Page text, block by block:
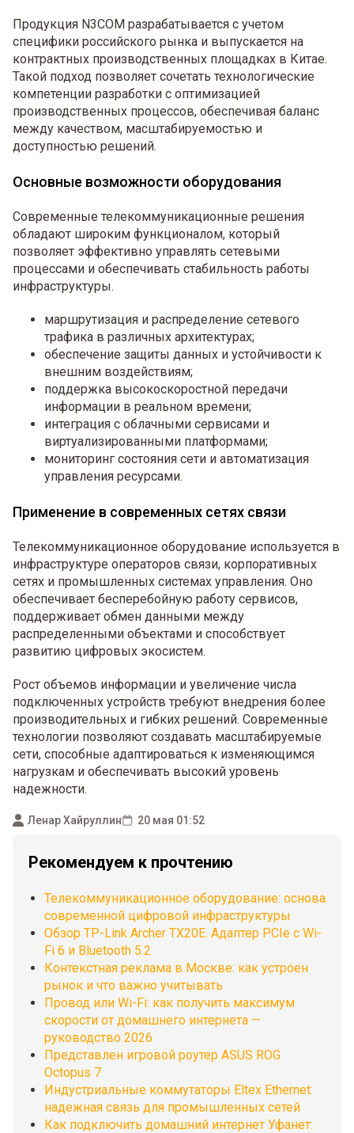
Продукция N3COM разрабатывается с учетом
специфики российского рынка и выпускается на
контрактных производственных площадках в Китае.
Такой подход позволяет сочетать технологические
компетенции разработки с оптимизацией
производственных процессов, обеспечивая баланс
между качеством, масштабируемостью и
доступностью решений.
Основные возможности оборудования
Современные телекоммуникационные решения
обладают широким функционалом, который
позволяет эффективно управлять сетевыми
процессами и обеспечивать стабильность работы
инфраструктуры.
маршрутизация и распределение сетевого
трафика в различных архитектурах;
обеспечение защиты данных и устойчивости к
внешним воздействиям;
поддержка высокоскоростной передачи
информации в реальном времени;
интеграция с облачными сервисами и
виртуализированными платформами;
мониторинг состояния сети и автоматизация
управления ресурсами.
Применение в современных сетях связи
Телекоммуникационное оборудование используется в
инфраструктуре операторов связи, корпоративных
сетях и промышленных системах управления. Оно
обеспечивает бесперебойную работу сервисов,
поддерживает обмен данными между
распределенными объектами и способствует
развитию цифровых экосистем.
Рост объемов информации и увеличение числа
подключенных устройств требуют внедрения более
производительных и гибких решений. Современные
технологии позволяют создавать масштабируемые
сети, способные адаптироваться к изменяющимся
нагрузкам и обеспечивать высокий уровень
надежности.
Ленар Хайруллин 20 мая 01:52
Рекомендуем к прочтению
Телекоммуникационное оборудование: основа
современной цифровой инфраструктуры
Обзор TP-Link Archer TX20E. Адаптер PCIe с Wi-
Fi 6 и Bluetooth 5.2
Контекстная реклама в Москве: как устроен
рынок и что важно учитывать
Провод или Wi-Fi: как получить максимум
скорости от домашнего интернета —
руководство 2026
Представлен игровой роутер ASUS ROG
Octopus 7
Индустриальные коммутаторы Eltex Ethernet:
надежная связь для промышленных сетей
Как подключить домашний интернет Уфанет: